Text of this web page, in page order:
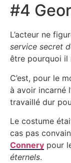
#4
L’acteur ne
service secret
être pourquoi il
C’est, pour le
à avoir incarné
travaillé dur
Le costume
cas pas
Connery pour
éternels.